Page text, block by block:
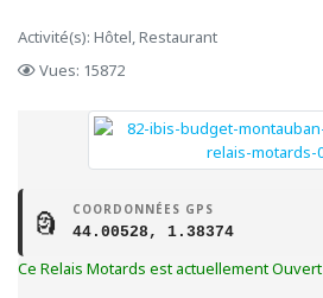
Activité(s): Hôtel, Restaurant
Vues: 15872
🗿 COORDONNÉES GPS
44.00528, 1.38374
Ce Relais Motards est actuellement Ouvert